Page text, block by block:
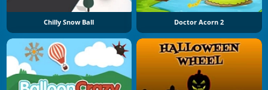
Chilly Snow Ball Doctor Acorn 2